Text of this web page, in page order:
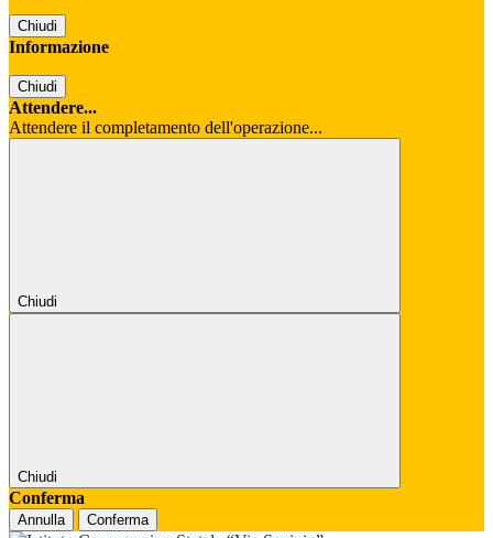
Chiudi
Informazione
Chiudi
Attendere...
Attendere il completamento dell'operazione...
Chiudi
Chiudi
Conferma
Annulla Conferma